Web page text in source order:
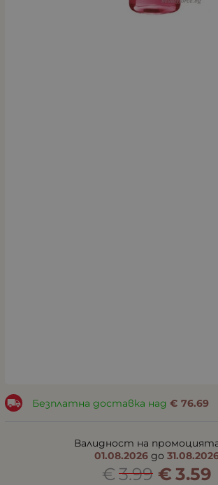
Безплатна доставка над 76.69
€
3.99
€ 3.59
€
Валидност на
01.08.2026 до